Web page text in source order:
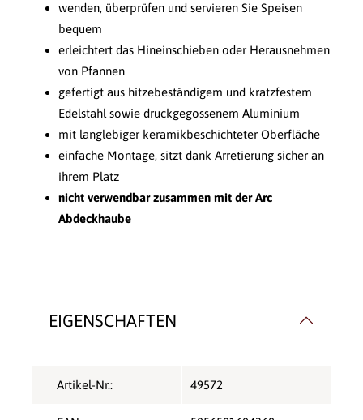
wenden, überprüfen und servieren Sie Speisen
bequem
erleichtert das Hineinschieben oder Herausnehmen
von Pfannen
gefertigt aus hitzebeständigem und kratzfestem
Edelstahl sowie druckgegossenem Aluminium
mit langlebiger keramikbeschichteter Oberfläche
einfache Montage, sitzt dank Arretierung sicher an
ihrem Platz
nicht verwendbar zusammen mit der Arc
Abdeckhaube
EIGENSCHAFTEN
Artikel-Nr.: 49572